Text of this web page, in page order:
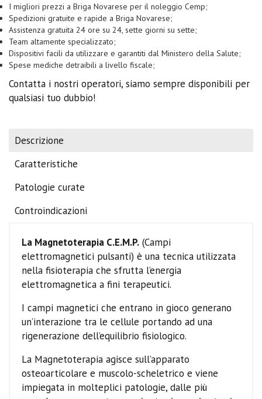
I migliori prezzi a Briga Novarese per il noleggio Cemp;
Spedizioni gratuite e rapide a Briga Novarese;
Assistenza gratuita 24 ore su 24, sette giorni su sette;
Team altamente specializzato;
Dispositivi facili da utilizzare e garantiti dal Ministero della Salute;
Spese mediche detraibili a livello fiscale;
Contatta i nostri operatori, siamo sempre disponibili per
qualsiasi tuo dubbio!
Descrizione
Caratteristiche
Patologie curate
Controindicazioni
La Magnetoterapia C.E.M.P. (Campi
elettromagnetici pulsanti) è una tecnica utilizzata
nella fisioterapia che sfrutta l’energia
elettromagnetica a fini terapeutici.
I campi magnetici che entrano in gioco generano
un’interazione tra le cellule portando ad una
rigenerazione dell’equilibrio fisiologico.
La Magnetoterapia agisce sull’apparato
osteoarticolare e muscolo-scheletrico e viene
impiegata in molteplici patologie, dalle più